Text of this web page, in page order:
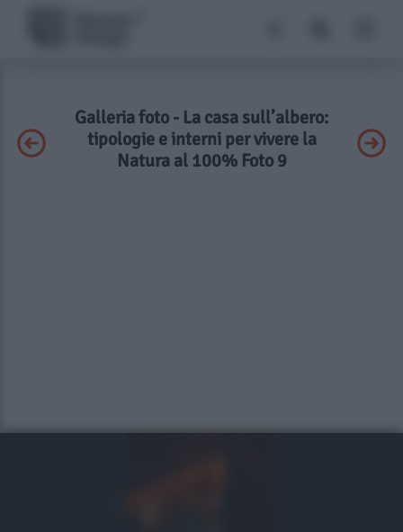
Galleria foto - La casa sull’albero:
tipologie e interni per vivere la
Natura al 100% Foto 9